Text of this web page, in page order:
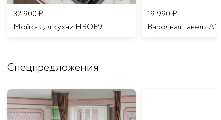
32 900 ₽
Мойка для кухни HBOE9
19 990 ₽
Варочная панель A16
Спецпредложения